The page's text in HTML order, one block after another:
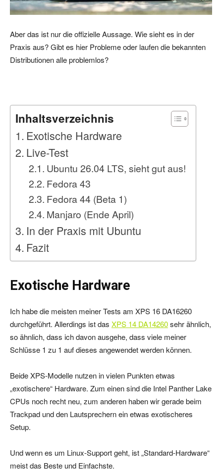
Aber das ist nur die offizielle Aussage. Wie sieht es in der
Praxis aus? Gibt es hier Probleme oder laufen die bekannten
Distributionen alle problemlos?
Inhaltsverzeichnis
Exotische Hardware
Live-Test
Ubuntu 26.04 LTS, sieht gut aus!
Fedora 43
Fedora 44 (Beta 1)
Manjaro (Ende April)
In der Praxis mit Ubuntu
Fazit
Exotische Hardware
Ich habe die meisten meiner Tests am XPS 16 DA16260
durchgeführt. Allerdings ist das XPS 14 DA14260sehr ähnlich,
so ähnlich, dass ich davon ausgehe, dass viele meiner
Schlüsse 1 zu 1 auf dieses angewendet werden können.
Beide XPS-Modelle nutzen in vielen Punkten etwas
„exotischere“ Hardware. Zum einen sind die Intel Panther Lake
CPUs noch recht neu, zum anderen haben wir gerade beim
Trackpad und den Lautsprechern ein etwas exotischeres
Setup.
Und wenn es um Linux-Support geht, ist „Standard-Hardware“
meist das Beste und Einfachste.